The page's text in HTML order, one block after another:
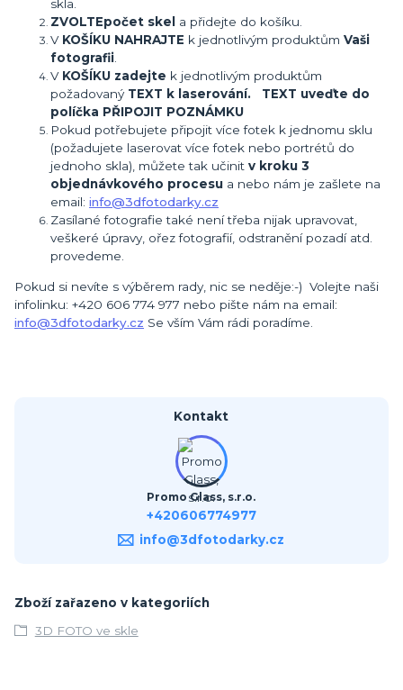
skla.
ZVOLTEpočet skel
a přidejte do košíku.
V KOŠÍKU NAHRAJTE k jednotlivým produktům Vaši
fotografii.
V KOŠÍKU zadejte k jednotlivým produktům
požadovaný TEXT k laserování. TEXT uveďte do
políčka PŘIPOJIT POZNÁMKU
Pokud potřebujete připojit více fotek k jednomu sklu
(požadujete laserovat více fotek nebo portrétů do
jednoho skla), můžete tak učinit v kroku 3
objednávkového procesu a nebo nám je zašlete na
email: info@3dfotodarky.cz
Zasílané fotografie také není třeba nijak upravovat,
veškeré úpravy, ořez fotografií, odstranění pozadí atd.
provedeme.
Pokud si nevíte s výběrem rady, nic se neděje:-) Volejte naši
infolinku: +420 606 774 977 nebo pište nám na email:
info@3dfotodarky.cz Se vším Vám rádi poradíme.
Kontakt
Promo Glass, s.r.o.
+420606774977
info@3dfotodarky.cz
Zboží zařazeno v kategoriích
3D FOTO ve skle